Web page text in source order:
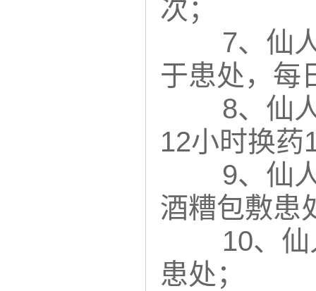
次；
7、仙
于患处，每
8、仙
12小时换药
9、仙
酒糟包敷患
10、
患处；